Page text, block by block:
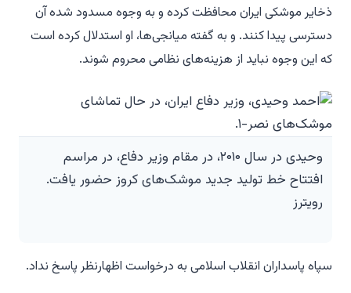
ذخایر موشکی ایران محافظت کرده و به وجوه مسدود شده آن
دسترسی پیدا کنند. و به گفته میانجی‌ها، او استدلال کرده است
که این وجوه نباید از هزینه‌های نظامی محروم شوند.
وحیدی در سال ۲۰۱۰، در مقام وزیر دفاع، در مراسم
افتتاح خط تولید جدید موشک‌های کروز حضور یافت.
رویترز
سپاه پاسداران انقلاب اسلامی به درخواست اظهارنظر پاسخ نداد.